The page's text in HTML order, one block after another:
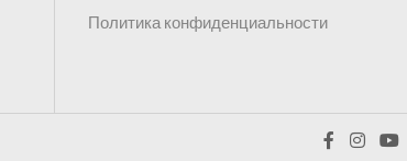
Политика конфиденциальности